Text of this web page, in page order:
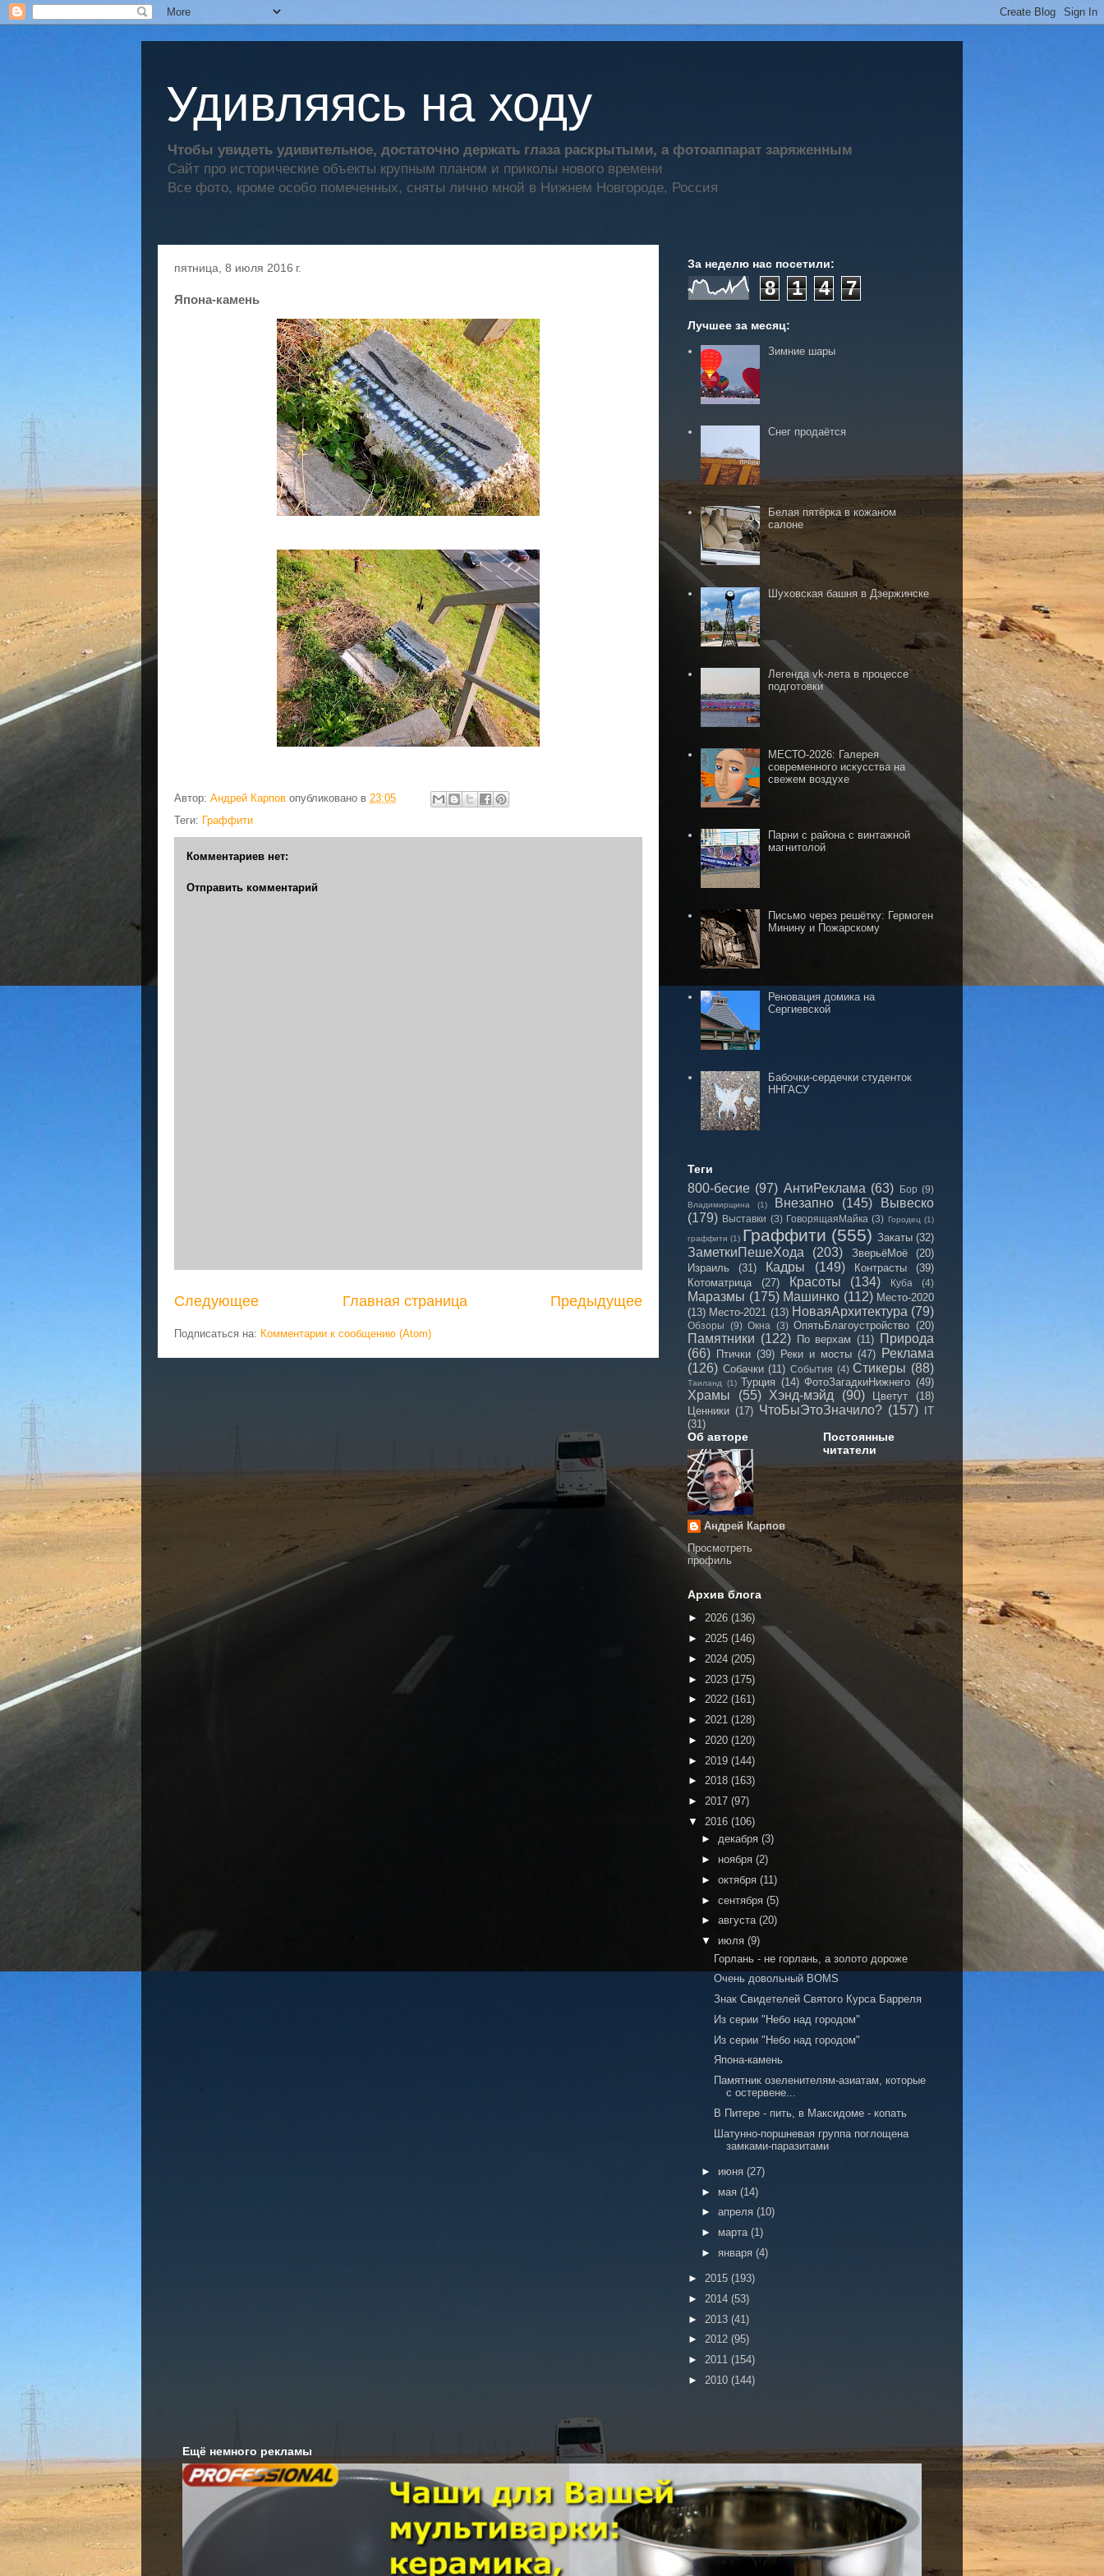
Удивляясь на ходу
Чтобы увидеть удивительное, достаточно держать глаза раскрытыми, а фотоаппарат заряженным
Сайт про исторические объекты крупным планом и приколы нового времени
Все фото, кроме особо помеченных, сняты лично мной в Нижнем Новгороде, Россия
пятница, 8 июля 2016 г.
Япона-камень
Автор: Андрей Карпов опубликовано в 23:05
Теги: Граффити
Комментариев нет:
Отправить комментарий
Следующее Предыдущее
Главная страница
Подписаться на: Комментарии к сообщению (Atom)
За неделю нас посетили:
8 1 4 7
Лучшее за месяц:
Зимние шары
Снег продаётся
Белая пятёрка в кожаном
салоне
Шуховская башня в Дзержинске
Легенда vk-лета в процессе
подготовки
МЕСТО-2026: Галерея
современного искусства на
свежем воздухе
Парни с района с винтажной
магнитолой
Письмо через решётку: Гермоген
Минину и Пожарскому
Реновация домика на
Сергиевской
Бабочки-сердечки студенток
ННГАСУ
Теги
800-бесие (97) АнтиРеклама (63) Бор (9)
Владимирщина (1) Внезапно (145)
Вывеско
(179) Выставки (3) ГоворящаяМайка (3) Городец (1)
граффити (1) Граффити (555) Закаты (32)
ЗаметкиПешеХода (203) ЗверьёМоё
(20)
Израиль
(31) Кадры (149) Контрасты
(39)
Котоматрица
(27) Красоты (134) Куба (4)
Маразмы (175) Машинко (112) Место-2020
(13) Место-2021 (13) НоваяАрхитектура (79)
Обзоры (9) Окна (3) ОпятьБлагоустройство (20)
Памятники (122) По верхам (11) Природа
(66) Птички (39) Реки и мосты (47) Реклама
(126) Собачки (11) События (4) Стикеры (88)
Таиланд (1) Турция (14) ФотоЗагадкиНижнего (49)
Храмы (55) Хэнд-мэйд (90) Цветут
(18)
Ценники (17) ЧтоБыЭтоЗначило? (157)
IT
(31)
Об авторе
Андрей Карпов
Просмотреть
профиль
Постоянные
читатели
Архив блога
► 2026 (136)
► 2025 (146)
► 2024 (205)
► 2023 (175)
► 2022 (161)
► 2021 (128)
► 2020 (120)
► 2019 (144)
► 2018 (163)
► 2017 (97)
▼ 2016 (106)
► декабря (3)
► ноября (2)
► октября (11)
► сентября (5)
► августа (20)
▼ июля (9)
Горлань - не горлань, а золото дороже
Очень довольный BOMS
Знак Свидетелей Святого Курса Барреля
Из серии "Небо над городом"
Из серии "Небо над городом"
Япона-камень
Памятник озеленителям-азиатам, которые
с остервене...
В Питере - пить, в Максидоме - копать
Шатунно-поршневая группа поглощена
замками-паразитами
► июня (27)
► мая (14)
► апреля (10)
► марта (1)
► января (4)
► 2015 (193)
► 2014 (53)
► 2013 (41)
► 2012 (95)
► 2011 (154)
► 2010 (144)
Ещё немного рекламы